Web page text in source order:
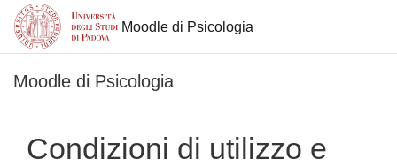
Moodle di Psicologia
Moodle di Psicologia
Condizioni di utilizzo e